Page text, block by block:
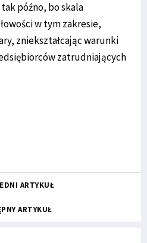
późno, bo skala
w tym zakresie,
zniekształcając warunki
zatrudniających
ARTYKUŁ
ARTYKUŁ